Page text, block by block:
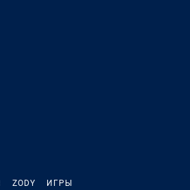
ZODY ИГРЫ